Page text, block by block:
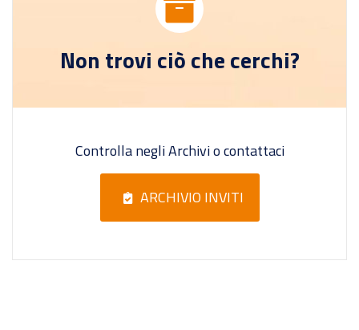
Non trovi ciò che cerchi?
Controlla negli Archivi o contattaci
ARCHIVIO INVITI